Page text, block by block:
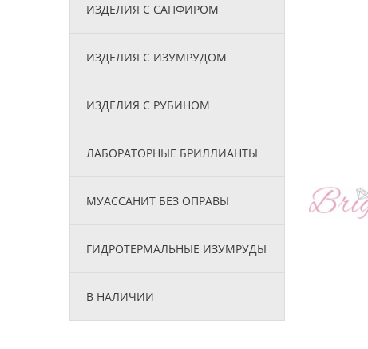
ИЗДЕЛИЯ С САПФИРОМ
ИЗДЕЛИЯ С ИЗУМРУДОМ
ИЗДЕЛИЯ С РУБИНОМ
ЛАБОРАТОРНЫЕ БРИЛЛИАНТЫ
МУАССАНИТ БЕЗ ОПРАВЫ
ГИДРОТЕРМАЛЬНЫЕ ИЗУМРУДЫ
В НАЛИЧИИ